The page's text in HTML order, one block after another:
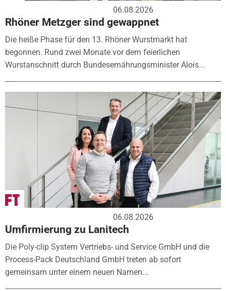
06.08.2026
Rhöner Metzger sind gewappnet
Die heiße Phase für den 13. Rhöner Wurstmarkt hat
begonnen. Rund zwei Monate vor dem feierlichen
Wurstanschnitt durch Bundesernährungsminister Alois...
06.08.2026
Umfirmierung zu Lanitech
Die Poly-clip System Vertriebs- und Service GmbH und die
Process-Pack Deutschland GmbH treten ab sofort
gemeinsam unter einem neuen Namen...